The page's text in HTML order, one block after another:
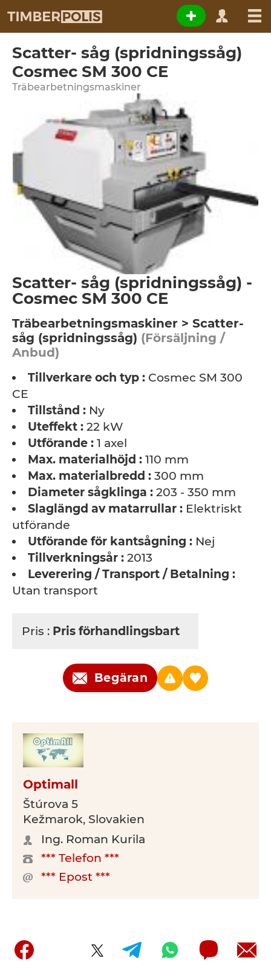
Scatter- såg (spridningssåg)
Cosmec SM 300 CE
Träbearbetningsmaskiner
Scatter- såg (spridningssåg) -
Cosmec SM 300 CE
Träbearbetningsmaskiner > Scatter-
såg (spridningssåg) (Försäljning /
Anbud)
Tillverkare och typ : Cosmec SM 300
CE
Tillstånd : Ny
Uteffekt : 22 kW
Utförande : 1 axel
Max. materialhöjd : 110 mm
Max. materialbredd : 300 mm
Diameter sågklinga : 203 - 350 mm
Slaglängd av matarrullar : Elektriskt
utförande
Utförande för kantsågning : Nej
Tillverkningsår : 2013
Leverering / Transport / Betalning :
Utan transport
Pris : Pris förhandlingsbart
Begäran
Optimall
Štúrova 5
Kežmarok, Slovakien
Ing. Roman Kurila
*** Telefon ***
*** Epost ***